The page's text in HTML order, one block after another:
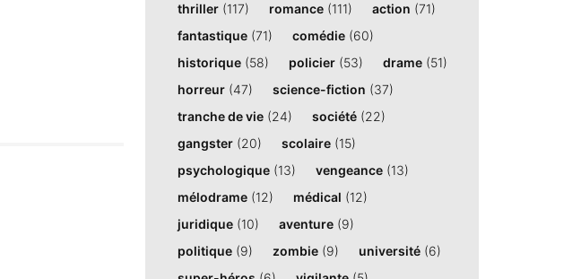
thriller (117) romance (111) action (71)
fantastique (71) comédie (60)
historique (58) policier (53) drame (51)
horreur (47) science-fiction (37)
tranche de vie (24) société (22)
gangster (20) scolaire (15)
psychologique (13) vengeance (13)
mélodrame (12) médical (12)
juridique (10) aventure (9)
politique (9) zombie (9) université (6)